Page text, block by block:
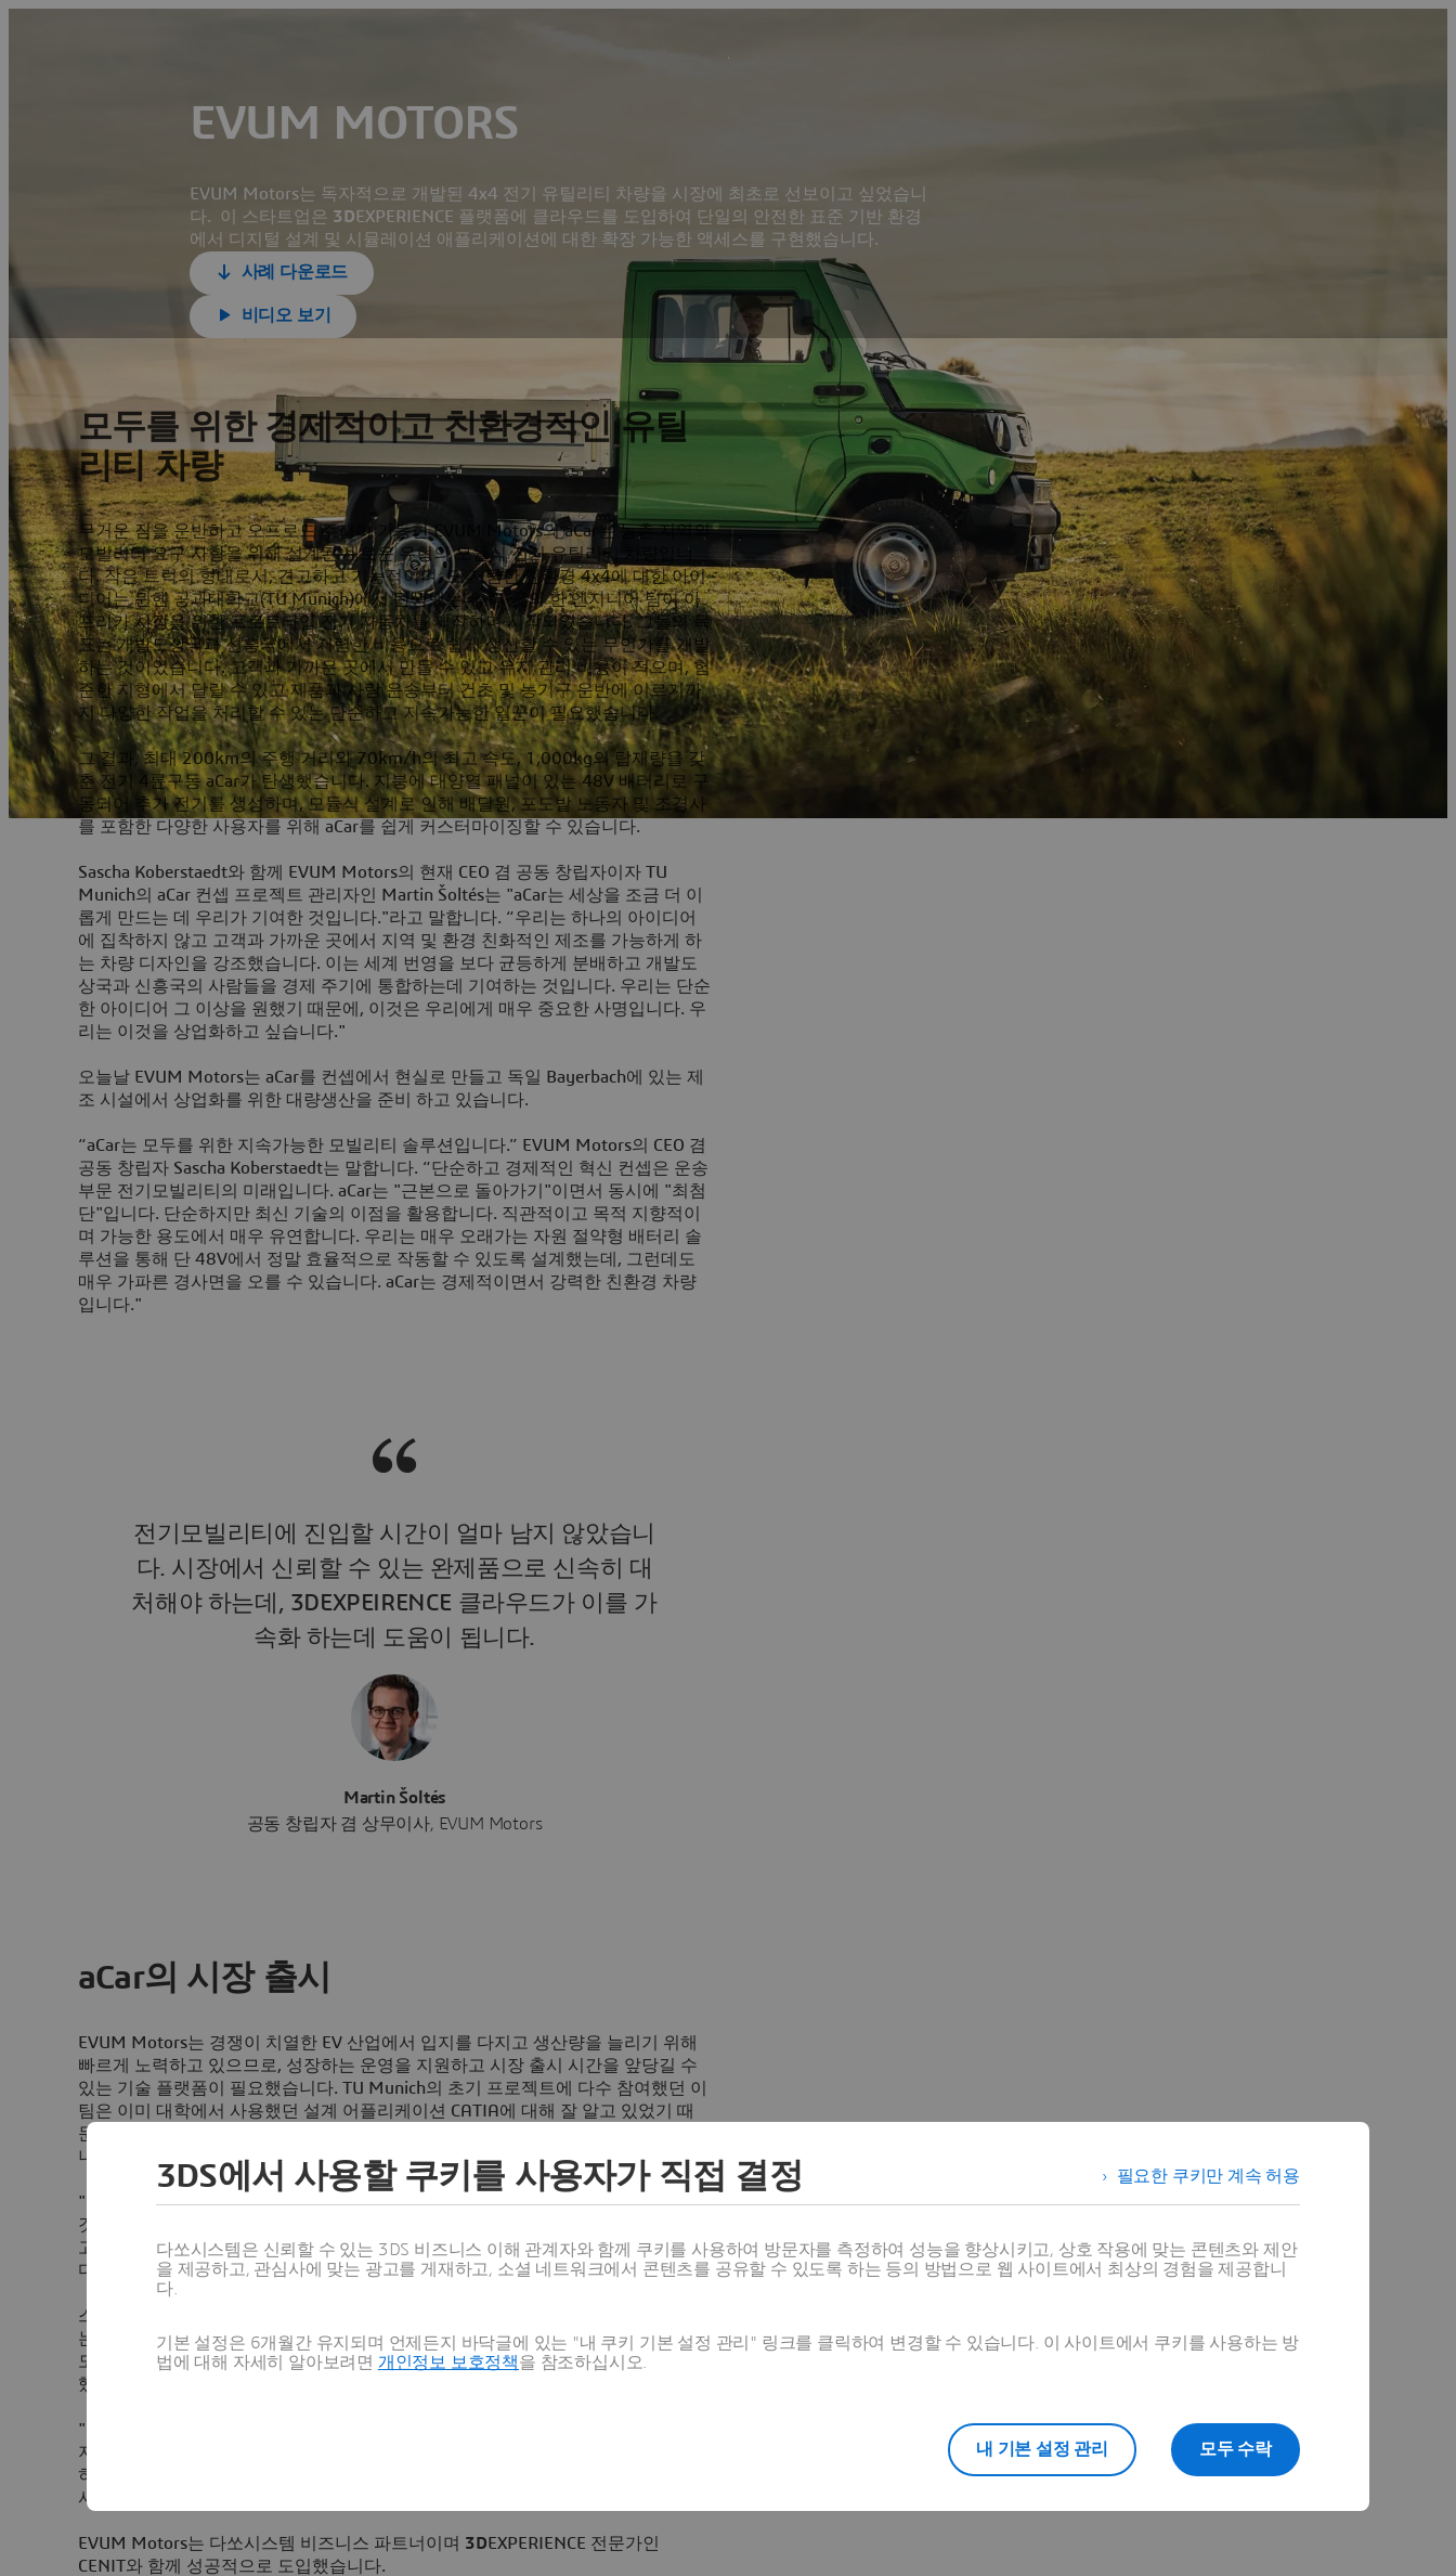
EVUM MOTORS
EVUM Motors는 독자적으로 개발된 4x4 전기 유틸리티 차량을 시장에 최초로 선보이고 싶었습니
다. 이 스타트업은 3D EXPERIENCE 플랫폼에 클라우드를 도입하여 단일의 안전한 표준 기반 환경
에서 디지털 설계 및 시뮬레이션 애플리케이션에 대한 확장 가능한 액세스를 구현했습니다.
사례 다운로드
비디오 보기
모두를 위한 경제적이고 친환경적인 유틸
리티 차량
무거운 짐을 운반하고 오프로드 주행이 가능한 EVUM Motors의 aCar는 농촌 지역의
모빌리티 요구 사항을 위해 설계된 새로운 유형의 모듈식 전기 유틸리티 차량입니
다. 작은 트럭의 형태로서, 견고하고 기능적이며, 또 저렴한 친환경 4x4에 대한 아이
디어는 뮌헨 공과대학교(TU Munich)에서 탄생했는데, 이 곳의 한 엔지니어 팀이 아
프리카 시장을 위한 프로토타입 전기 자동차를 제작하며 시작되었습니다. 그들의 목
표는 개발도상국과 신흥국에서 저렴한 비용으로 쉽게 생산할 수 있는 무언가를 개발
하는 것이었습니다. 고객과 가까운 곳에서 만들 수 있고 유지 관리 비용이 적으며, 험
준한 지형에서 달릴 수 있고 제품과 사람 운송부터 건초 및 농기구 운반에 이르기까
지 다양한 작업을 처리할 수 있는 단순하고 지속가능한 일꾼이 필요했습니다.
그 결과, 최대 200km의 주행 거리와 70km/h의 최고 속도, 1,000kg의 탑재량을 갖
춘 전기 4륜구동 aCar가 탄생했습니다. 지붕에 태양열 패널이 있는 48V 배터리로 구
동되어 추가 전기를 생성하며, 모듈식 설계로 인해 배달원, 포도밭 노동자 및 조경사
를 포함한 다양한 사용자를 위해 aCar를 쉽게 커스터마이징할 수 있습니다.
Sascha Koberstaedt와 함께 EVUM Motors의 현재 CEO 겸 공동 창립자이자 TU
Munich의 aCar 컨셉 프로젝트 관리자인 Martin Šoltés는 "aCar는 세상을 조금 더 이
롭게 만드는 데 우리가 기여한 것입니다."라고 말합니다. “우리는 하나의 아이디어
에 집착하지 않고 고객과 가까운 곳에서 지역 및 환경 친화적인 제조를 가능하게 하
는 차량 디자인을 강조했습니다. 이는 세계 번영을 보다 균등하게 분배하고 개발도
상국과 신흥국의 사람들을 경제 주기에 통합하는데 기여하는 것입니다. 우리는 단순
한 아이디어 그 이상을 원했기 때문에, 이것은 우리에게 매우 중요한 사명입니다. 우
리는 이것을 상업화하고 싶습니다."
오늘날 EVUM Motors는 aCar를 컨셉에서 현실로 만들고 독일 Bayerbach에 있는 제
조 시설에서 상업화를 위한 대량생산을 준비 하고 있습니다.
“aCar는 모두를 위한 지속가능한 모빌리티 솔루션입니다.” EVUM Motors의 CEO 겸
공동 창립자 Sascha Koberstaedt는 말합니다. “단순하고 경제적인 혁신 컨셉은 운송
부문 전기모빌리티의 미래입니다. aCar는 "근본으로 돌아가기"이면서 동시에 "최첨
단"입니다. 단순하지만 최신 기술의 이점을 활용합니다. 직관적이고 목적 지향적이
며 가능한 용도에서 매우 유연합니다. 우리는 매우 오래가는 자원 절약형 배터리 솔
루션을 통해 단 48V에서 정말 효율적으로 작동할 수 있도록 설계했는데, 그런데도
매우 가파른 경사면을 오를 수 있습니다. aCar는 경제적이면서 강력한 친환경 차량
입니다."
전기모빌리티에 진입할 시간이 얼마 남지 않았습니
다. 시장에서 신뢰할 수 있는 완제품으로 신속히 대
처해야 하는데, 3DEXPEIRENCE 클라우드가 이를 가
속화 하는데 도움이 됩니다.
Martin Šoltés
공동 창립자 겸 상무이사, EVUM Motors
aCar의 시장 출시
EVUM Motors는 경쟁이 치열한 EV 산업에서 입지를 다지고 생산량을 늘리기 위해
빠르게 노력하고 있으므로, 성장하는 운영을 지원하고 시장 출시 시간을 앞당길 수
있는 기술 플랫폼이 필요했습니다. TU Munich의 초기 프로젝트에 다수 참여했던 이
팀은 이미 대학에서 사용했던 설계 어플리케이션 CATIA에 대해 잘 알고 있었기 때
문에,
니다.
"CATIA는 가장 쉽고 효과적인 설계 솔루션인 것 같습니다." Šoltés가 말합니다. "이
것은 대학에서 가르치는 주요 툴 중 하나였기 때문에 우리는 이미 툴 사용 방법을 알
고 있다는 이점이 있었고,3DEXPERIENCE 플랫폼으로 그 기능을 확장하고 싶었습니
다. .”
스타트업으로서 EVUM Motors는 기업 수준의 기술에 액세스하고 신속하게 시작하
는 데 필요한 모든 기능을 확보하는 것이 중요했습니다. 설계된 제품을 전례 없는 속
도와 규모로 생산하기 위해서는 클라우드 환경의 플랫폼이 필요하다고 회사는 판단
했습니다.
"전기모빌리티에 진입할 시간이 얼마 남지 않았으며, 이는 국가로부터 대규모 자금
지원을 받고 있습니다."라고 Šoltés가 말합니다. “시장에서 높은 신뢰성을 가진 완전
히 개발된 제품으로 신속하게 대처해야 합니다.
사용하면 개발 가속화에 필요한 데이터와 정보를 신속하게 교환할 수 있습니다."
EVUM Motors는 다쏘시스템 비즈니스 파트너이며 3DEXPERIENCE 전문가인
CENIT와 함께 성공적으로 도입했습니다.
필요한 쿠키만 계속 허용
3DS에서 사용할 쿠키를 사용자가 직접 결정
다쏘시스템은 신뢰할 수 있는 3DS 비즈니스 이해 관계자와 함께 쿠키를 사용하여 방문자를 측정하여 성능을 향상시키고, 상호 작용에 맞는 콘텐츠와 제안
을 제공하고, 관심사에 맞는 광고를 게재하고, 소셜 네트워크에서 콘텐츠를 공유할 수 있도록 하는 등의 방법으로 웹 사이트에서 최상의 경험을 제공합니
다.
기본 설정은 6개월간 유지되며 언제든지 바닥글에 있는 "내 쿠키 기본 설정 관리" 링크를 클릭하여 변경할 수 있습니다. 이 사이트에서 쿠키를 사용하는 방
법에 대해 자세히 알아보려면 개인정보 보호정책을 참조하십시오.
모두 수락
내 기본 설정 관리